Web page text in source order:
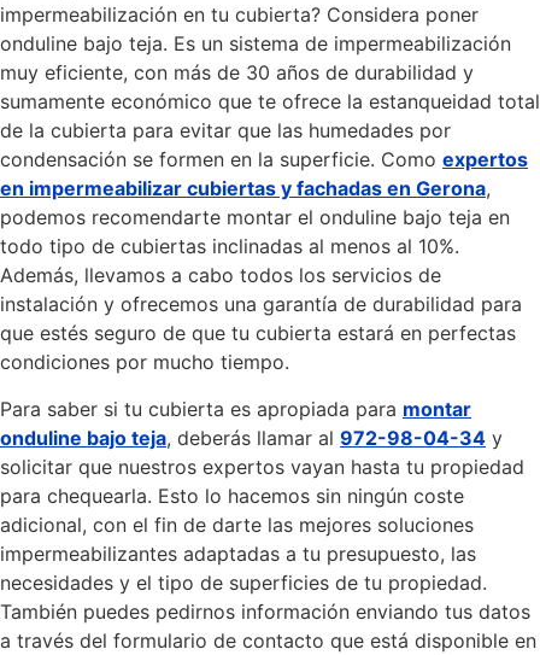
impermeabilización en tu cubierta? Considera poner
onduline bajo teja. Es un sistema de impermeabilización
muy eficiente, con más de 30 años de durabilidad y
sumamente económico que te ofrece la estanqueidad total
de la cubierta para evitar que las humedades por
condensación se formen en la superficie. Como expertos
en impermeabilizar cubiertas y fachadas en Gerona,
podemos recomendarte montar el onduline bajo teja en
todo tipo de cubiertas inclinadas al menos al 10%.
Además, llevamos a cabo todos los servicios de
instalación y ofrecemos una garantía de durabilidad para
que estés seguro de que tu cubierta estará en perfectas
condiciones por mucho tiempo.
Para saber si tu cubierta es apropiada para montar
onduline bajo teja, deberás llamar al 972-98-04-34 y
solicitar que nuestros expertos vayan hasta tu propiedad
para chequearla. Esto lo hacemos sin ningún coste
adicional, con el fin de darte las mejores soluciones
impermeabilizantes adaptadas a tu presupuesto, las
necesidades y el tipo de superficies de tu propiedad.
También puedes pedirnos información enviando tus datos
a través del formulario de contacto que está disponible en